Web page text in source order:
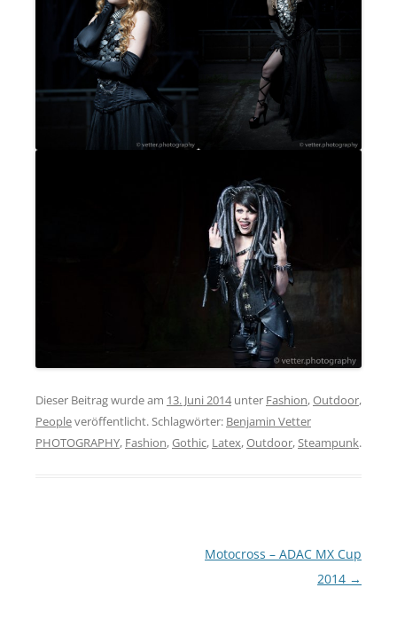
Dieser Beitrag wurde am 13. Juni 2014unter Fashion,Outdoor,
Peopleveröffentlicht. Schlagwörter: Benjamin Vetter
PHOTOGRAPHY, Fashion,Gothic, Latex,Outdoor,Steampunk.
Motocross – ADAC MX Cup
2014 →